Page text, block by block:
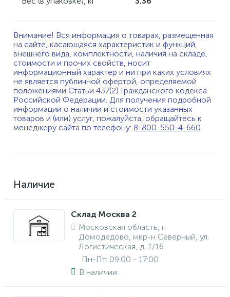
Внимание! Вся информация о товарах, размещенная
на сайте, касающаяся характеристик и функций,
внешнего вида, комплектности, наличия на складе,
стоимости и прочих свойств, носит
информационный характер и ни при каких условиях
не является публичной офертой, определяемой
положениями Статьи 437(2) Гражданского кодекса
Российской Федерации. Для получения подробной
информации о наличии и стоимости указанных
товаров и (или) услуг, пожалуйста, обращайтесь к
менеджеру сайта по телефону: 8-800-550-4-660
Наличие
Склад Москва 2
Московская область, г.
Домодедово, мкр-н Северный, ул.
Логистическая, д. 1/16
Пн-Пт: 09:00 - 17:00
В наличии